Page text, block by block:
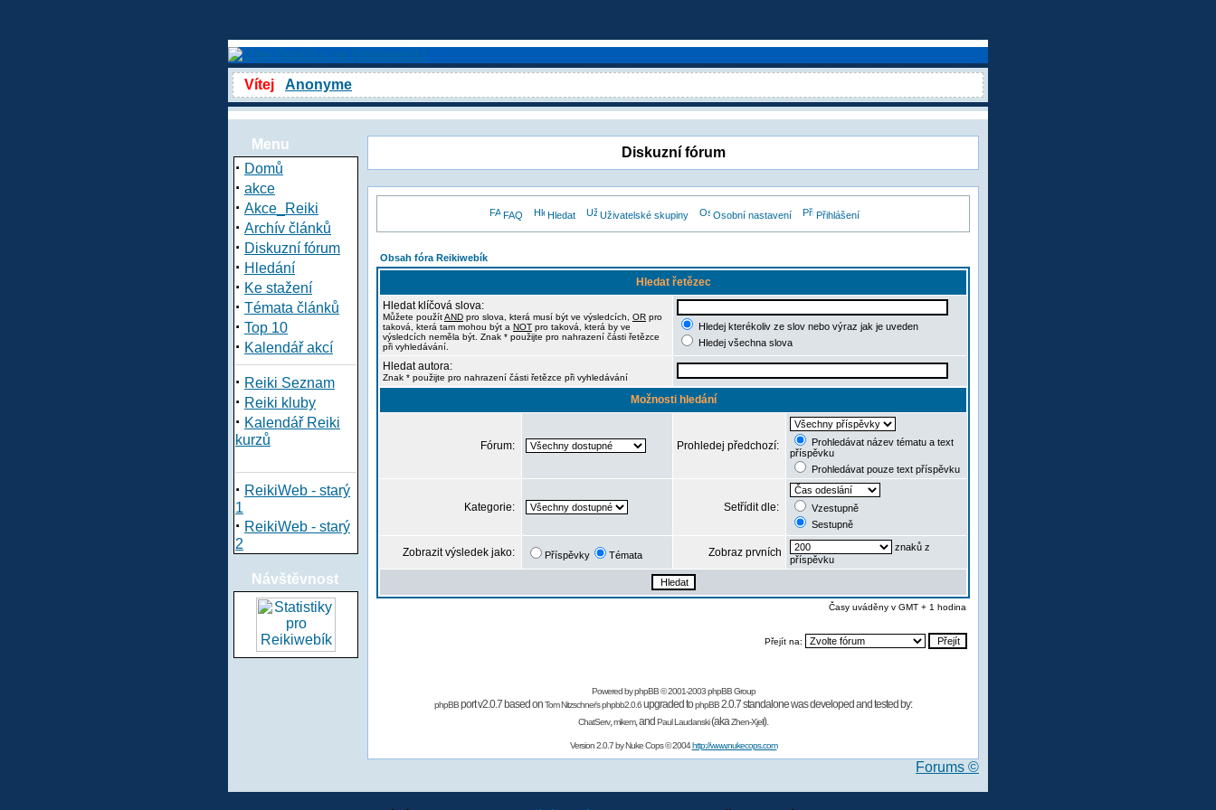
Vítej Anonyme
Menu
· Domů
· akce
· Akce_Reiki
· Archív článků
· Diskuzní fórum
· Hledání
· Ke stažení
· Témata článků
· Top 10
· Kalendář akcí
· Reiki Seznam
· Reiki kluby
· Kalendář Reiki
kurzů
· ReikiWeb - starý
1
· ReikiWeb - starý
2
Návštěvnost
Diskuzní fórum
FAQ Hledat Uživatelské skupiny Osobní nastavení Přihlášení
Obsah fóra Reikiwebík
Hledat řetězec
Hledat klíčová slova:
Můžete použítAND pro slova, která musí být ve výsledcích, OR pro
taková, která tam mohou být a NOT pro taková, která by ve
výsledcích neměla být. Znak * použijte pro nahrazení části řetězce
při vyhledávání.
Hledej kterékoliv ze slov nebo výraz jak je uveden
Hledej všechna slova
Hledat autora:
Znak * použijte pro nahrazení části řetězce při vyhledávání
Možnosti hledání
Fórum: Prohledej předchozí:
Prohledávat název tématu a text
příspěvku
Prohledávat pouze text příspěvku
Kategorie: Setřídit dle:
Vzestupně
Sestupně
Zobrazit výsledek jako: Příspěvky Témata Zobraz prvních
znaků z
příspěvku
Časy uváděny v GMT + 1 hodina
Přejít na:
Powered byphpBB© 2001-2003 phpBB Group
phpBBport v2.0.7 based onTom Nitzschner'sphpbb2.0.6upgraded tophpBB2.0.7 standalone was developed and tested by:
ChatServ,mikem,and Paul Laudanski(akaZhen-Xjell).
Version 2.0.7 byNuke Cops© 2004http://www.nukecops.com
Forums ©